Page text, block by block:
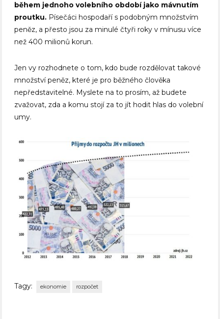
během jednoho volebního období jako mávnutím
proutku. Písečáci hospodaří s podob­ným množstvím
peněz, a přesto jsou za minulé čtyři roky v mínusu více
než 400 milionů korun.
Jen vy rozhodnete o tom, kdo bude rozdělovat takové
množství peněz, které je pro běžného člověka
nepředstavitelné. Myslete na to prosím, až budete
zvažovat, zda a komu stojí za to jít hodit hlas do volební
umy.
Tagy: ekonomie rozpočet